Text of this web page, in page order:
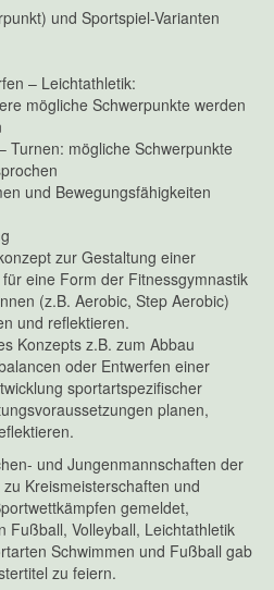
und Sportspiel-Varianten
– Leichtathletik:
mögliche Schwerpunkte werden
Turnen: mögliche Schwerpunkte
und Bewegungsfähigkeiten
zur Gestaltung einer
eine Form der Fitnessgymnastik
(z.B. Aerobic, Step Aerobic)
und reflektieren.
Konzepts z.B. zum Abbau
oder Entwerfen einer
sportartspezifischer
planen,
und Jungenmannschaften der
Kreismeisterschaften und
gemeldet,
Fußball, Volleyball, Leichtathletik
Schwimmen und Fußball gab
zu feiern.